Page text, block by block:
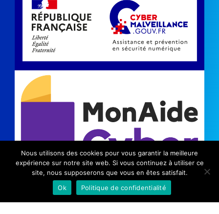
©2024 Kinic |Mentions légales|Politique de
confidentialité|Communication Savoie|Communication
Nous utilisons des cookies pour vous garantir la meilleure
expérience sur notre site web. Si vous continuez à utiliser ce
site, nous supposerons que vous en êtes satisfait.
Ok
Politique de confidentialité